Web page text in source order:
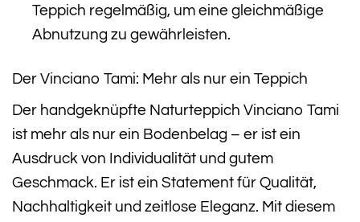
Teppich regelmäßig, um eine gleichmäßige
Abnutzung zu gewährleisten.
Der Vinciano Tami: Mehr als nur ein Teppich
Der handgeknüpfte Naturteppich Vinciano Tami
ist mehr als nur ein Bodenbelag – er ist ein
Ausdruck von Individualität und gutem
Geschmack. Er ist ein Statement für Qualität,
Nachhaltigkeit und zeitlose Eleganz. Mit diesem